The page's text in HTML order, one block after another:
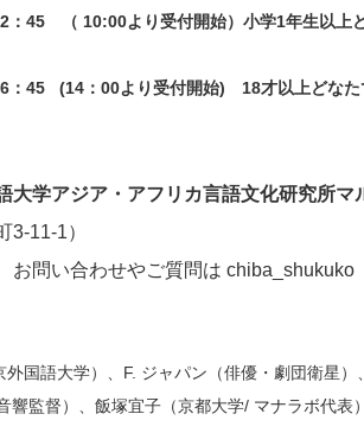
45 （ 10:00より受付開始）小学1年生以上ど
45 (14：00より受付開始) 18才以上どなた
学アジア・アフリカ言語文化研究所マ
3-11-1）
い合わせやご質問は chiba_shukuko
国語大学）、F. ジャパン（俳優・劇団衛星
響監督）、飯塚宜子（京都大学/ マナラボ代表）